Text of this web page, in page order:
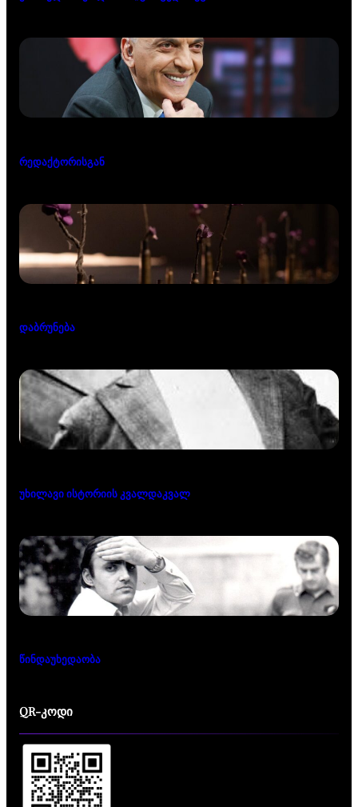
რედაქტორისგან
დაბრუნება
უხილავი ისტორიის კვალდაკვალ
წინდაუხედაობა
QR-კოდი